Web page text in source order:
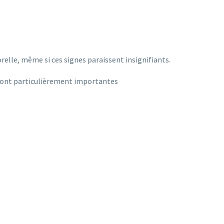
même si ces signes paraissent insignifiants.
particulièrement importantes